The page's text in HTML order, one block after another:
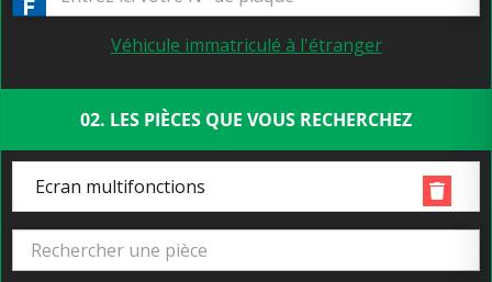
Véhicule immatriculé à l'étranger
02. LES PIÈCES QUE VOUS RECHERCHEZ
Ecran multifonctions